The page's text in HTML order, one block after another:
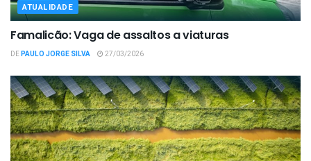
ATUALIDADE
Famalicão: Vaga de assaltos a viaturas
DEPAULO JORGE SILVA 27/03/2026